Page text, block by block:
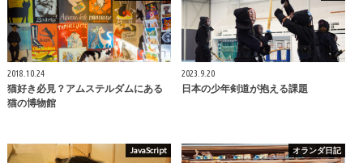
2018.10.24
猫好き必見？アムステルダムにある
猫の博物館
2023.9.20
日本の少年剣道が抱える課題
JavaScript オランダ日記